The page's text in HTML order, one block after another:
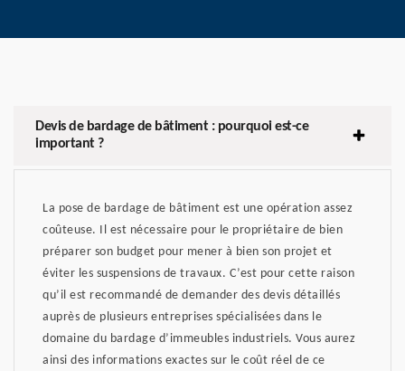
Devis de bardage de bâtiment : pourquoi est-ce
important ?
La pose de bardage de bâtiment est une opération assez
coûteuse. Il est nécessaire pour le propriétaire de bien
préparer son budget pour mener à bien son projet et
éviter les suspensions de travaux. C’est pour cette raison
qu’il est recommandé de demander des devis détaillés
auprès de plusieurs entreprises spécialisées dans le
domaine du bardage d’immeubles industriels. Vous aurez
ainsi des informations exactes sur le coût réel de ce